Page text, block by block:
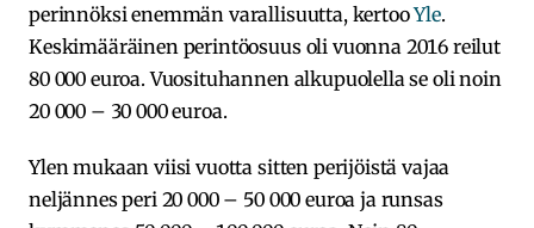
perinnöksi enemmän varallisuutta, kertooYle.
Keskimääräinen perintöosuus oli vuonna 2016 reilut
80 000 euroa. Vuosituhannen alkupuolella se oli noin
20 000 – 30 000 euroa.
Ylen mukaan viisi vuotta sitten perijöistä vajaa
neljännes peri 20 000 – 50 000 euroa ja runsas